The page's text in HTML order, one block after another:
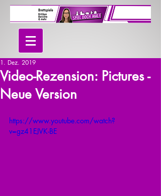
Video-Rezension: Pictures -
Neue Version
1. Dez. 2019
https://www.youtube.com/watch?
v=gz41EJVK-BE